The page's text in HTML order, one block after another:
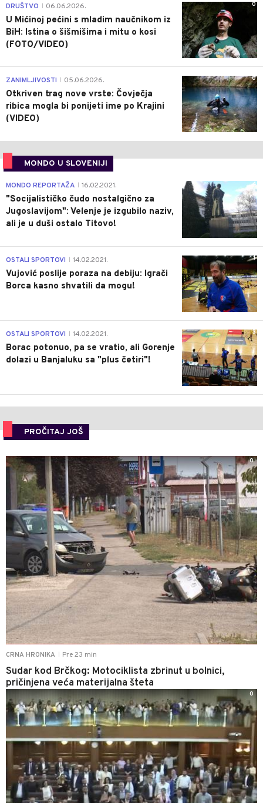
0
DRUŠTVO 06.06.2026.
U Mićinoj pećini s mladim naučnikom iz
BiH: Istina o šišmišima i mitu o kosi
(FOTO/VIDEO)
0
ZANIMLJIVOSTI 05.06.2026.
Otkriven trag nove vrste: Čovječja
ribica mogla bi ponijeti ime po Krajini
(VIDEO)
MONDO U SLOVENIJI
4
MONDO REPORTAŽA 16.02.2021.
"Socijalističko čudo nostalgično za
Jugoslavijom": Velenje je izgubilo naziv,
ali je u duši ostalo Titovo!
1
OSTALI SPORTOVI 14.02.2021.
Vujović poslije poraza na debiju: Igrači
Borca kasno shvatili da mogu!
3
OSTALI SPORTOVI 14.02.2021.
Borac potonuo, pa se vratio, ali Gorenje
dolazi u Banjaluku sa "plus četiri"!
PROČITAJ JOŠ
CRNA HRONIKA Pre 23 min
Sudar kod Brčkog: Motociklista zbrinut u bolnici,
pričinjena veća materijalna šteta
0
0